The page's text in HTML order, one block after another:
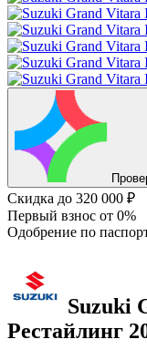
Скидка до 320 000 ₽
Первый взнос от 0%
Одобрение по
Suzuki
Рестайлинг